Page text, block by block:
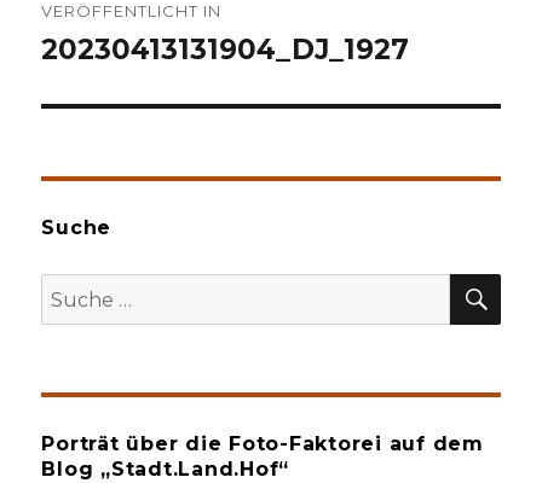
VERÖFFENTLICHT IN
20230413131904_DJ_1927
Suche
Suche
nach:
Porträt über die Foto-Faktorei auf dem
Blog „Stadt.Land.Hof“